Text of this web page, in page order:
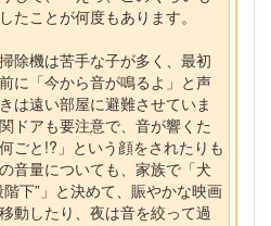
たことが何度もあります。
除機は苦手な子が多く、最初
に「今から音が鳴るよ」と声
は遠い部屋に避難させていま
ドアも要注意で、音が響くた
ごと!?」という顔をされたりも
音量についても、家族で「犬
下”」と決めて、賑やかな映画
動したり、夜は音を絞って過